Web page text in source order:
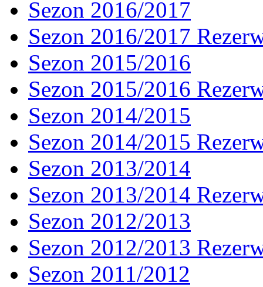
Sezon 2016/2017
Sezon 2016/2017
Sezon 2015/2016
Sezon 2015/2016
Sezon 2014/2015
Sezon 2014/2015
Sezon 2013/2014
Sezon 2013/2014
Sezon 2012/2013
Sezon 2012/2013
Sezon 2011/2012